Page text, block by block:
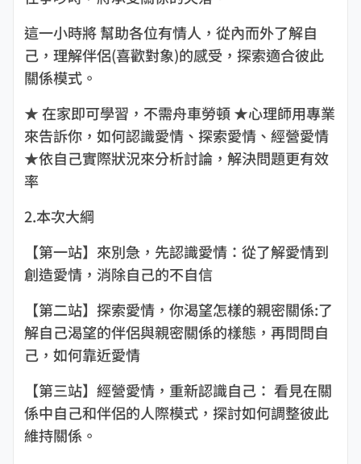
這一小時將 幫助各位有情人，從內而外了解自
己，理解伴侶(喜歡對象)的感受，探索適合彼此
關係模式。
★ 在家即可學習，不需舟車勞頓 ★心理師用專業
來告訴你，如何認識愛情、探索愛情、經營愛情
★依自己實際狀況來分析討論，解決問題更有效
率
2.本次大綱
【第一站】來別急，先認識愛情：從了解愛情到
創造愛情，消除自己的不自信
【第二站】探索愛情，你渴望怎樣的親密關係:了
解自己渴望的伴侶與親密關係的樣態，再問問自
己，如何靠近愛情
【第三站】經營愛情，重新認識自己： 看見在關
係中自己和伴侶的人際模式，探討如何調整彼此
維持關係。